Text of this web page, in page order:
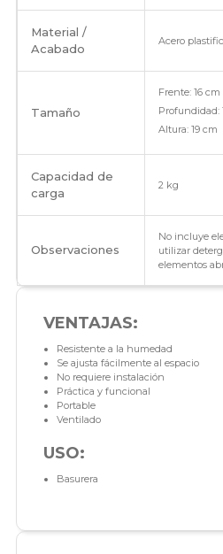
Material /
Acabado
Acero
Tamaño
Frente: 16 cm
Profundidad:
Altura: 19 cm
Capacidad de
carga
2 kg
Observaciones
No incluye
utilizar
elementos
VENTAJAS:
Resistente a la humedad
Se ajusta fácilmente al espacio
No requiere instalación
Práctica y funcional
Portable
Ventilado
USO:
Basurera